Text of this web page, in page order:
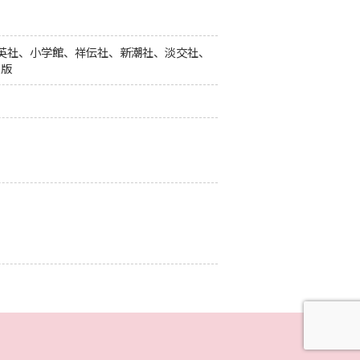
、小学館、祥伝社、新潮社、淡交社、